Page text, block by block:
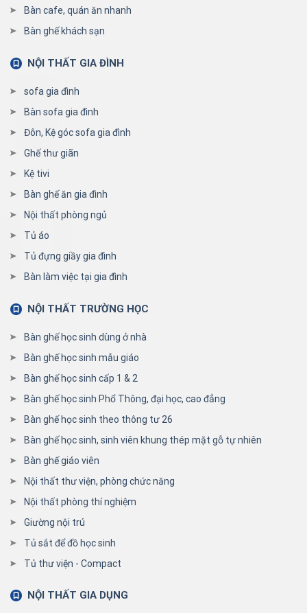
Bàn cafe, quán ăn nhanh
Bàn ghế khách sạn
NỘI THẤT GIA ĐÌNH
sofa gia đình
Bàn sofa gia đình
Đôn, Kệ góc sofa gia đình
Ghế thư giãn
Kệ tivi
Bàn ghế ăn gia đình
Nội thất phòng ngủ
Tủ áo
Tủ đựng giầy gia đình
Bàn làm việc tại gia đình
NỘI THẤT TRƯỜNG HỌC
Bàn ghế học sinh dùng ở nhà
Bàn ghế học sinh mẫu giáo
Bàn ghế học sinh cấp 1 & 2
Bàn ghế học sinh Phổ Thông, đại học, cao đẳng
Bàn ghế học sinh theo thông tư 26
Bàn ghế học sinh, sinh viên khung thép mặt gỗ tự nhiên
Bàn ghế giáo viên
Nội thất thư viện, phòng chức năng
Nội thất phòng thí nghiệm
Giường nội trú
Tủ sắt để đồ học sinh
Tủ thư viện - Compact
NỘI THẤT GIA DỤNG